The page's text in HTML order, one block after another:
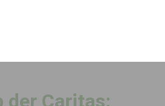
der Caritas: